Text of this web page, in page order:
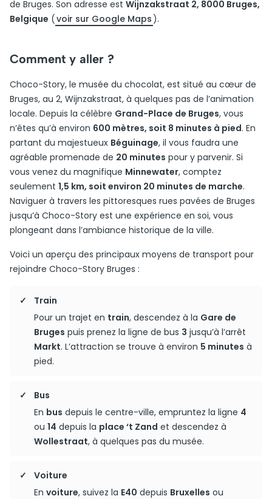
de Bruges. Son adresse est Wijnzakstraat 2, 8000 Bruges,
Belgique (voir sur Google Maps ).
Comment y aller ?
Choco-Story, le musée du chocolat, est situé au cœur de
Bruges, au 2, Wijnzakstraat, à quelques pas de l’animation
locale. Depuis la célèbre Grand-Place de Bruges, vous
n’êtes qu’à environ 600 mètres, soit 8 minutes à pied. En
partant du majestueux Béguinage, il vous faudra une
agréable promenade de 20 minutes pour y parvenir. Si
vous venez du magnifique Minnewater, comptez
seulement 1,5 km, soit environ 20 minutes de marche.
Naviguer à travers les pittoresques rues pavées de Bruges
jusqu’à Choco-Story est une expérience en soi, vous
plongeant dans l’ambiance historique de la ville.
Voici un aperçu des principaux moyens de transport pour
rejoindre Choco-Story Bruges :
Train
Pour un trajet en train, descendez à la Gare de
Bruges puis prenez la ligne de bus 3 jusqu’à l’arrêt
Markt. L’attraction se trouve à environ 5 minutes à
pied.
Bus
En bus depuis le centre-ville, empruntez la ligne 4
ou 14 depuis la place ‘t Zand et descendez à
Wollestraat, à quelques pas du musée.
Voiture
En voiture, suivez la E40 depuis Bruxelles ou